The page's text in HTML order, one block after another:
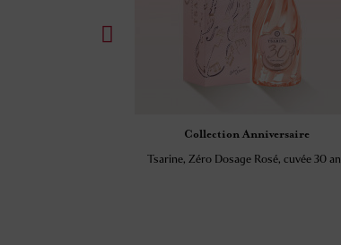
Dosage Rosé, cuvée 30 ans
Collection Prestige
Tsarine Précision N°15